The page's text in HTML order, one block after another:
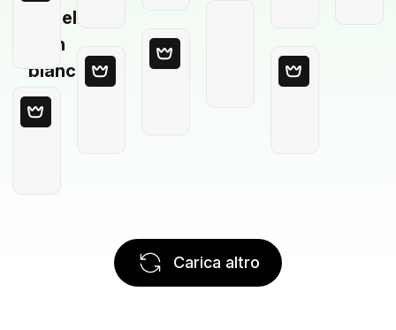
Modello
in
bianco
Carica altro